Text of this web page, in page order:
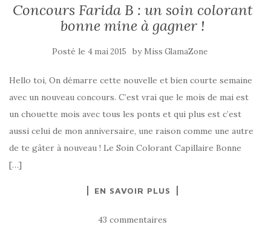
Concours Farida B : un soin colorant
bonne mine à gagner !
Posté le 4 mai 2015 by Miss GlamaZone
Hello toi, On démarre cette nouvelle et bien courte semaine
avec un nouveau concours. C’est vrai que le mois de mai est
un chouette mois avec tous les ponts et qui plus est c’est
aussi celui de mon anniversaire, une raison comme une autre
de te gâter à nouveau ! Le Soin Colorant Capillaire Bonne
[…]
EN SAVOIR PLUS
43 commentaires